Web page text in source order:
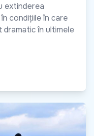
extinderea
condițiile în care
în ultimele